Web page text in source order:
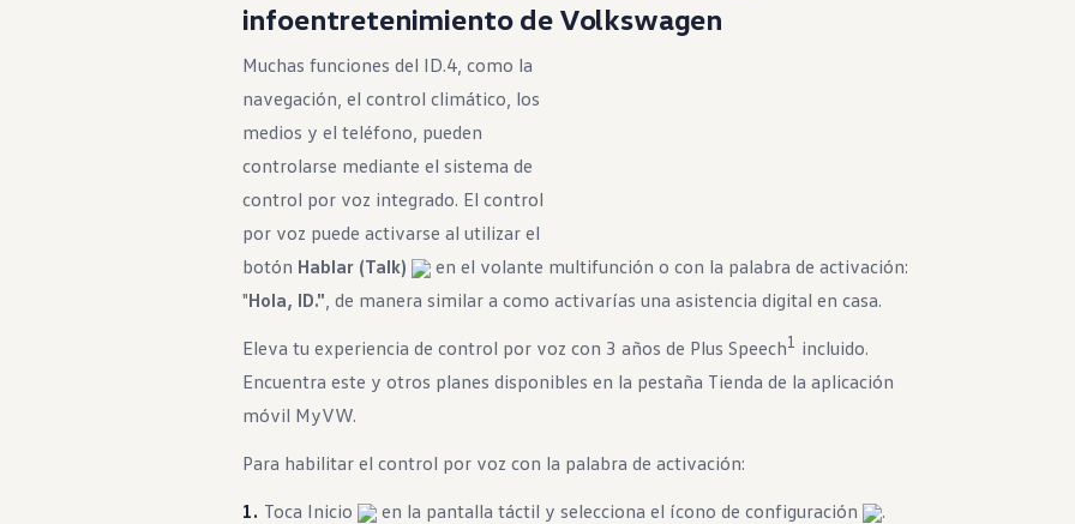
infoentretenimiento de Volkswagen
Muchas funciones del ID.4, como la
navegación, el control climático, los
medios y el teléfono, pueden
controlarse mediante el sistema de
control por voz integrado. El control
por voz puede activarse al utilizar el
botón Hablar (Talk)
en el volante multifunción o con la palabra de activación:
"Hola, ID.", de manera similar a como activarías una asistencia digital en casa.
Eleva tu experiencia de control por voz con 3 años de Plus Speech1 incluido.
Encuentra este y otros planes disponibles en la pestaña Tienda de la aplicación
móvil MyVW.
Para habilitar el control por voz con la palabra de activación:
Toca Inicio
en la pantalla táctil y selecciona el ícono de configuración
.